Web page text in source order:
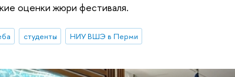
оценки жюри фестиваля.
студенты НИУ ВШЭ в Перми